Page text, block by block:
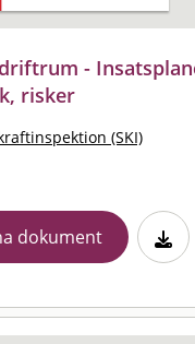
-
risker
(SKI)
dokument